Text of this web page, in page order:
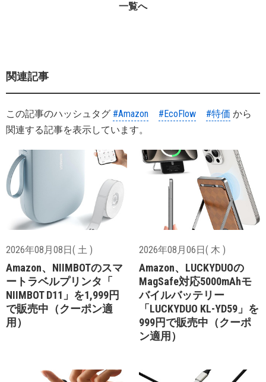
一覧へ
関連記事
この記事のハッシュタグ #Amazon #EcoFlow #特価 から
関連する記事を表示しています。
2026年08月08日( 土 )
Amazon、NIIMBOTのスマ
ートラベルプリンタ「
NIIMBOT D11」を1,999円
で販売中（クーポン適
用）
2026年08月06日( 木 )
Amazon、LUCKYDUOの
MagSafe対応5000mAhモ
バイルバッテリー
「LUCKYDUO KL-YD59」を
999円で販売中（クーポ
ン適用）